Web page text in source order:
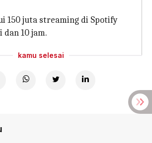
150 juta streaming di Spotify
dan 10 jam.
kamu selesai